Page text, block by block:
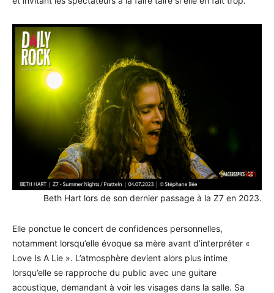
Beth Hart lors de son dernier passage à la Z7 en 2023.
Elle ponctue le concert de confidences personnelles,
notamment lorsqu’elle évoque sa mère avant d’interpréter «
Love Is A Lie ». L’atmosphère devient alors plus intime
lorsqu’elle se rapproche du public avec une guitare
acoustique, demandant à voir les visages dans la salle. Sa